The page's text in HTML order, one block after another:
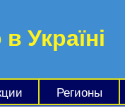
Україні
Регионы